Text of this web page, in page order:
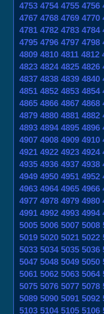
4753 4754 4755 4756
4767 4768 4769 4770
4781 4782 4783 4784
4795 4796 4797 4798
4809 4810 4811 4812
4823 4824 4825 4826
4837 4838 4839 4840
4851 4852 4853 4854
4865 4866 4867 4868
4879 4880 4881 4882
4893 4894 4895 4896
4907 4908 4909 4910
4921 4922 4923 4924
4935 4936 4937 4938
4949 4950 4951 4952
4963 4964 4965 4966
4977 4978 4979 4980
4991 4992 4993 4994
5005 5006 5007 5008
5019 5020 5021 5022
5033 5034 5035 5036
5047 5048 5049 5050
5061 5062 5063 5064
5075 5076 5077 5078
5089 5090 5091 5092
5103 5104 5105 5106